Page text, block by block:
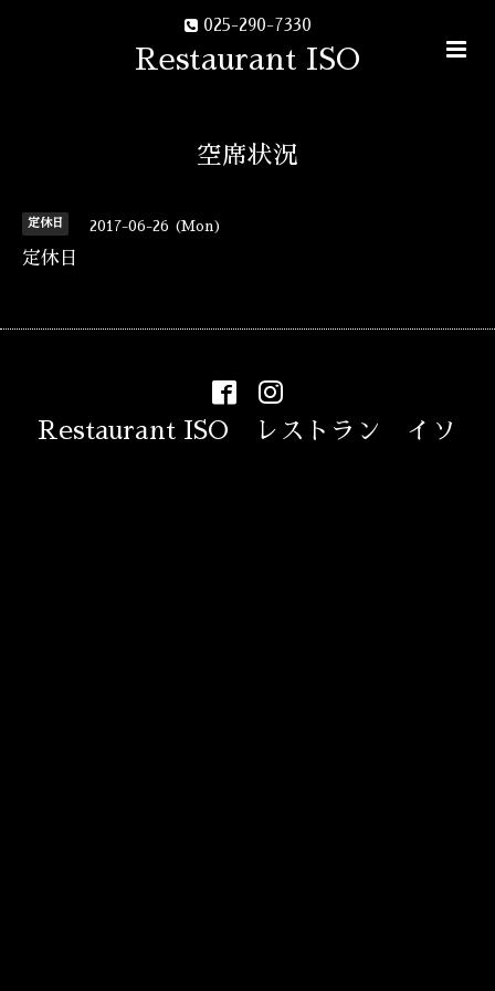
025-290-7330
Restaurant ISO
空席状況
定休日 2017-06-26 (Mon)
定休日
Restaurant ISO レストラン イソ